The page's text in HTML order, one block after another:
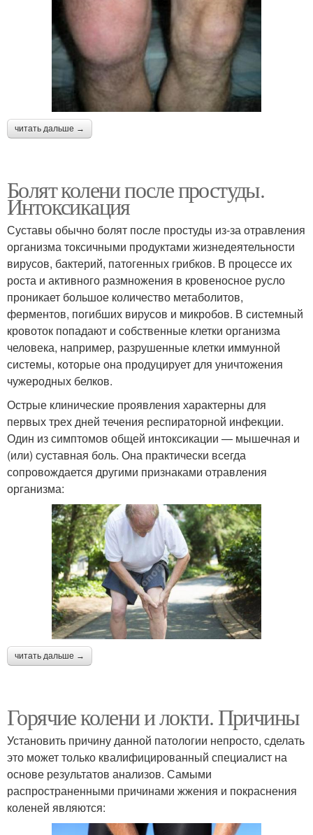
читать дальше →
Болят колени после простуды.
Интоксикация
Суставы обычно болят после простуды из-за отравления
организма токсичными продуктами жизнедеятельности
вирусов, бактерий, патогенных грибков. В процессе их
роста и активного размножения в кровеносное русло
проникает большое количество метаболитов,
ферментов, погибших вирусов и микробов. В системный
кровоток попадают и собственные клетки организма
человека, например, разрушенные клетки иммунной
системы, которые она продуцирует для уничтожения
чужеродных белков.
Острые клинические проявления характерны для
первых трех дней течения респираторной инфекции.
Один из симптомов общей интоксикации — мышечная и
(или) суставная боль. Она практически всегда
сопровождается другими признаками отравления
организма:
читать дальше →
Горячие колени и локти. Причины
Установить причину данной патологии непросто, сделать
это может только квалифицированный специалист на
основе результатов анализов. Самыми
распространенными причинами жжения и покраснения
коленей являются: